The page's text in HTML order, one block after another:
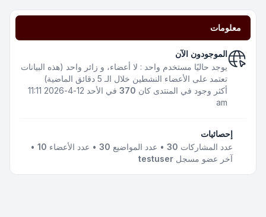
معلومات
الموجودون الآن
يوجد حاليًا مستخدم واحد : لا أعضاء، و زائر واحد (هذه البيانات
تعتمد على الأعضاء النشطين خلال الـ 5 دقائق الماضية)
أكثر وجود في المنتدى كان 370
في الأحد 12-4-2026 11:11
am
إحصائيات
عدد المشاركات 30• عدد المواضيع 30• عدد الأعضاء 10
•
آخر عضو مسجل testuser